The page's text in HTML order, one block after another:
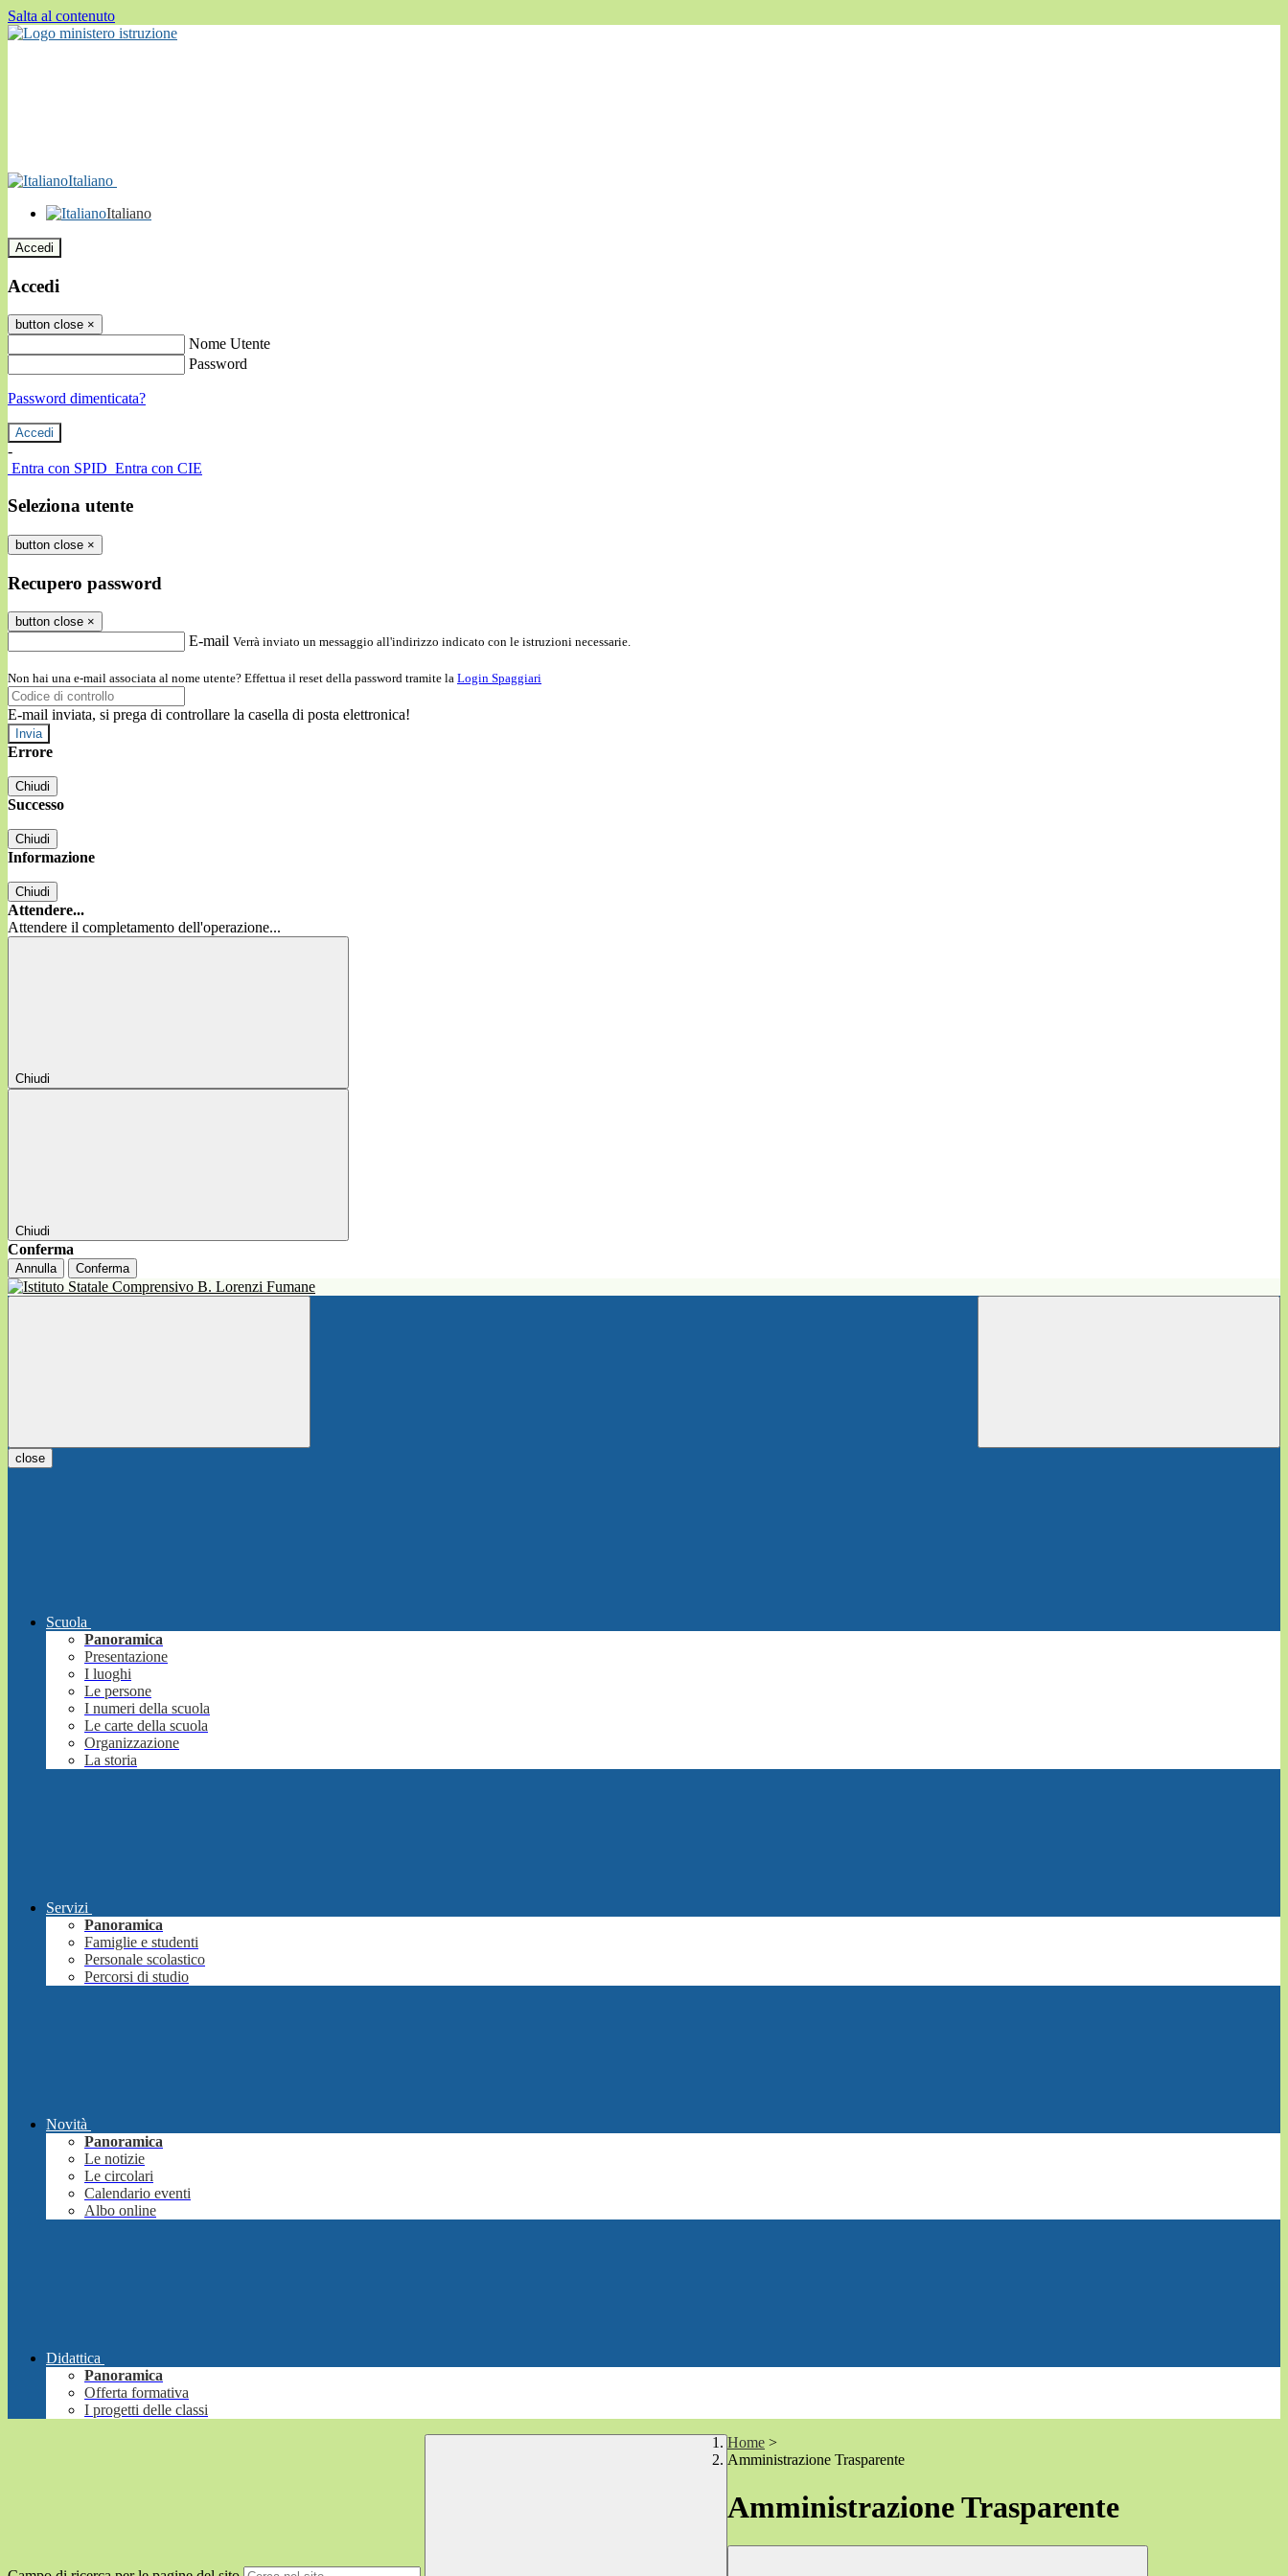
Salta al contenuto
Italiano
Italiano
Accedi
Accedi
button close ×
Nome Utente
Password
Password dimenticata?
-
Entra con SPID Entra con CIE
Seleziona utente
button close ×
Recupero password
button close ×
E-mail Verrà inviato un messaggio all'indirizzo indicato con le istruzioni necessarie.
Non hai una e-mail associata al nome utente? Effettua il reset della password tramite la Login Spaggiari
E-mail inviata, si prega di controllare la casella di posta elettronica!
Errore
Chiudi
Successo
Chiudi
Informazione
Chiudi
Attendere...
Attendere il completamento dell'operazione...
Chiudi
Chiudi
Conferma
Annulla Conferma
close
Scuola
Panoramica
Presentazione
I luoghi
Le persone
I numeri della scuola
Le carte della scuola
Organizzazione
La storia
Servizi
Panoramica
Famiglie e studenti
Personale scolastico
Percorsi di studio
Novità
Panoramica
Le notizie
Le circolari
Calendario eventi
Albo online
Didattica
Panoramica
Offerta formativa
I progetti delle classi
Home >
Amministrazione Trasparente
Amministrazione Trasparente